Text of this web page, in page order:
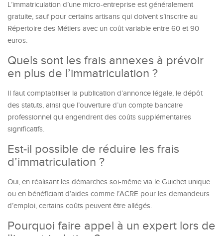
L’immatriculation d’une micro-entreprise est généralement
gratuite, sauf pour certains artisans qui doivent s’inscrire au
Répertoire des Métiers avec un coût variable entre 60 et 90
euros.
Quels sont les frais annexes à prévoir
en plus de l’immatriculation ?
Il faut comptabiliser la publication d’annonce légale, le dépôt
des statuts, ainsi que l’ouverture d’un compte bancaire
professionnel qui engendrent des coûts supplémentaires
significatifs.
Est-il possible de réduire les frais
d’immatriculation ?
Oui, en réalisant les démarches soi-même via le Guichet unique
ou en bénéficiant d’aides comme l’ACRE pour les demandeurs
d’emploi, certains coûts peuvent être allégés.
Pourquoi faire appel à un expert lors de